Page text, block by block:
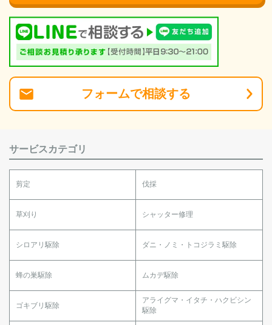
フォームで相談する
サービスカテゴリ
剪定 伐採
草刈り シャッター修理
シロアリ駆除 ダニ・ノミ・トコジラミ駆除
蜂の巣駆除 ムカデ駆除
ゴキブリ駆除
アライグマ・イタチ・ハクビシン
駆除